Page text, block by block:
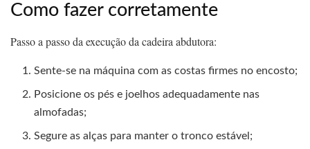
Como fazer corretamente
Passo a passo da execução da cadeira abdutora:
Sente‑se na máquina com as costas firmes no encosto;
Posicione os pés e joelhos adequadamente nas
almofadas;
Segure as alças para manter o tronco estável;